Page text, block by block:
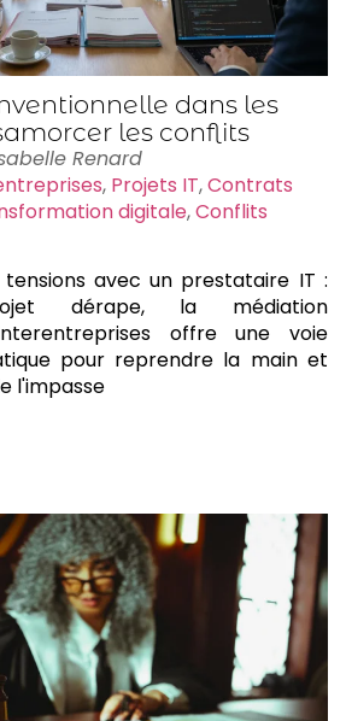
dans les
les conflits
Renard
, Projets IT,Contrats
digitale,Conflits
tensions avec un prestataire IT :
dérape, la médiation
offre une voie
pour reprendre la main et
l'impasse